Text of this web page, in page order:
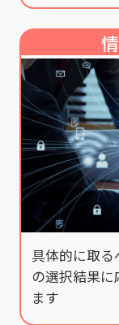
具体的に取
の選択結果
ます